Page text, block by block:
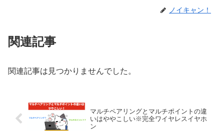
ノイキャン！
関連記事
関連記事は見つかりませんでした。
マルチペアリングとマルチポイントの違
いはややこしい※完全ワイヤレスイヤホ
ン